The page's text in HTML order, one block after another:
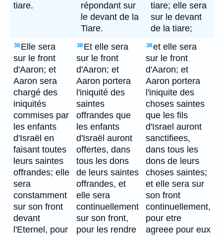
tiare.
répondant sur
le devant de la
Tiare.
tiare; elle sera
sur le devant
de la tiare;
38 Elle sera
sur le front
d'Aaron; et
Aaron sera
chargé des
iniquités
commises par
les enfants
d'Israël en
faisant toutes
leurs saintes
offrandes; elle
sera
constamment
sur son front
devant
l'Eternel, pour
38 Et elle sera
sur le front
d'Aaron; et
Aaron portera
l'iniquité des
saintes
offrandes que
les enfants
d'Israël auront
offertes, dans
tous les dons
de leurs saintes
offrandes, et
elle sera
continuellement
sur son front,
pour les rendre
38et elle sera
sur le front
d'Aaron; et
Aaron portera
l'iniquite des
choses saintes
que les fils
d'Israel auront
sanctifiees,
dans tous les
dons de leurs
choses saintes;
et elle sera sur
son front
continuellement,
pour etre
agreee pour eux